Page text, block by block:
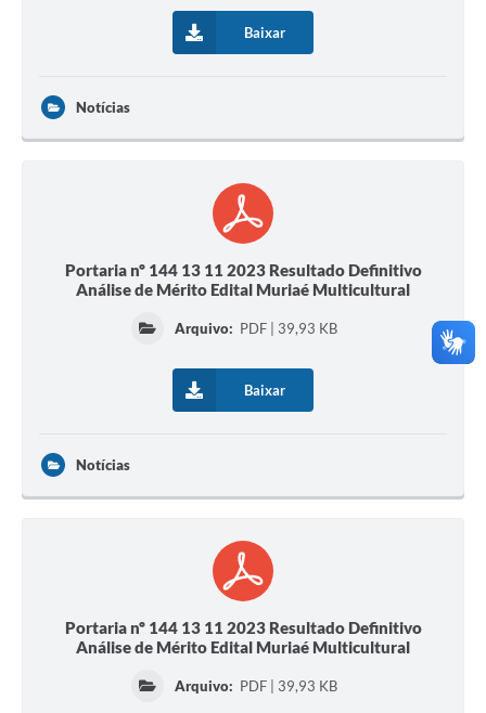
Baixar
Notícias
Portaria nº 144 13 11 2023 Resultado Definitivo
Análise de Mérito Edital Muriaé Multicultural
Arquivo: PDF | 39,93 KB
Baixar
Notícias
Portaria nº 144 13 11 2023 Resultado Definitivo
Análise de Mérito Edital Muriaé Multicultural
Arquivo: PDF | 39,93 KB